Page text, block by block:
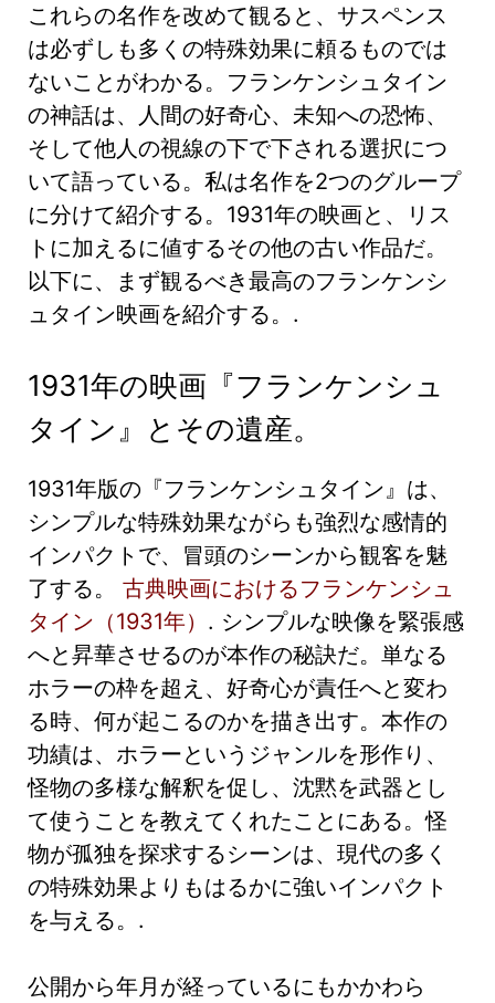
これらの名作を改めて観ると、サスペンス
は必ずしも多くの特殊効果に頼るものでは
ないことがわかる。フランケンシュタイン
の神話は、人間の好奇心、未知への恐怖、
そして他人の視線の下で下される選択につ
いて語っている。私は名作を2つのグループ
に分けて紹介する。1931年の映画と、リス
トに加えるに値するその他の古い作品だ。
以下に、まず観るべき最高のフランケンシ
ュタイン映画を紹介する。.
1931年の映画『フランケンシュ
タイン』とその遺産。
1931年版の『フランケンシュタイン』は、
シンプルな特殊効果ながらも強烈な感情的
インパクトで、冒頭のシーンから観客を魅
了する。 古典映画におけるフランケンシュ
タイン（1931年） . シンプルな映像を緊張感
へと昇華させるのが本作の秘訣だ。単なる
ホラーの枠を超え、好奇心が責任へと変わ
る時、何が起こるのかを描き出す。本作の
功績は、ホラーというジャンルを形作り、
怪物の多様な解釈を促し、沈黙を武器とし
て使うことを教えてくれたことにある。怪
物が孤独を探求するシーンは、現代の多く
の特殊効果よりもはるかに強いインパクト
を与える。.
公開から年月が経っているにもかかわら